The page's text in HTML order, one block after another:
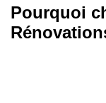
Pourquoi